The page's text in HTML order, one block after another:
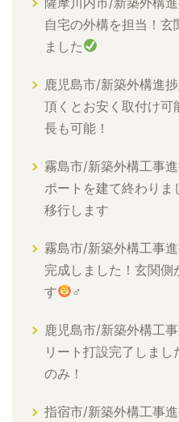
自宅の外構を担当！
ました
鹿児島市/新築外構進
頂くとお安く取付け可
長も可能！
霧島市/新築外構工事
ポートを建て終わりま
移行します
霧島市/新築外構工事
完成しました！玄関
す
‍♂
鹿児島市/新築外構工
リート打設完了しまし
のみ！
指宿市/新築外構工事